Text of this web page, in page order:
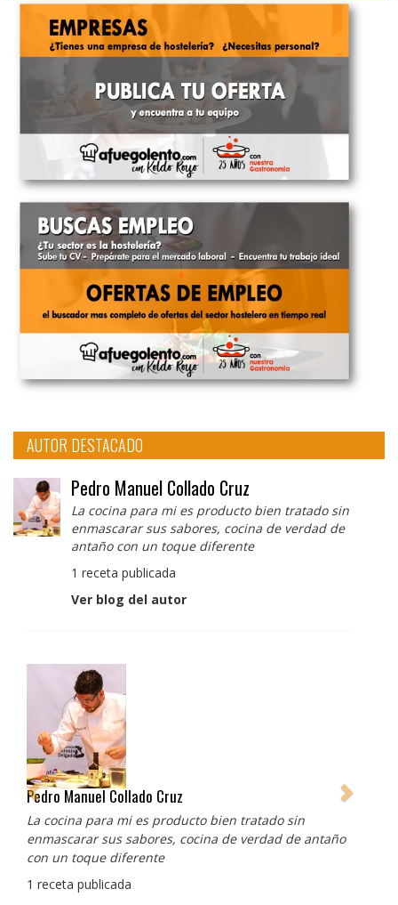
AUTOR DESTACADO
Pedro Manuel Collado Cruz
La cocina para mi es producto bien tratado sin
enmascarar sus sabores, cocina de verdad de
antaño con un toque diferente
1 receta publicada
Ver blog del autor
Albert Adrià
Redes sociales:
https://www.instagram.com/enigma_albertadria/
https://www.instagram.com/albertadriaprojects/
3 recetas publicadas